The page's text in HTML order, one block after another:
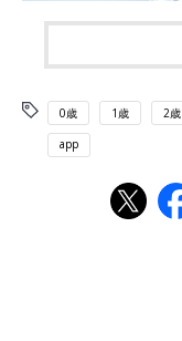
0歳 1歳 2歳
app